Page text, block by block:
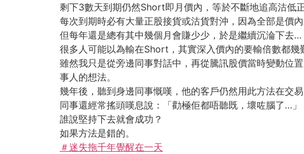
剩下3數天到期仍然Short即月價內，等於不斷地追高沽低
每次到期時必有大量正股接貨或沽貨對沖，因為全部是價內
但每年還是總有其中幾個月會賺少少，於是繼續沉淪下去…
很多人可能以為輸在Short，其實深入價內的要輸倍數都
雖然我只是從旁邊同事對話中，再從騰訊股價當時變動位
事人的想法。
幾年後，聽到身邊同事慨嘆，他的客戶仍然用此方法在交
同事還經常搖頭嘆息說：「勸極佢都唔聽既，壞咗腦了…」
誰說堅持下去就會成功？
如果方法是錯的。
＃迷失拖千年覺醒在一天